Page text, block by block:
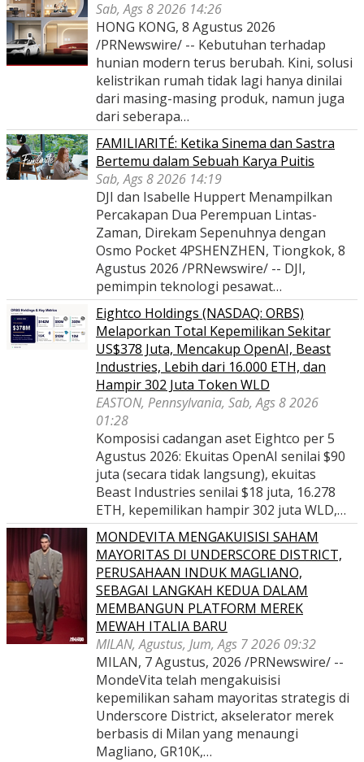
Sab, Ags 8 2026 14:26
HONG KONG, 8 Agustus 2026
/PRNewswire/ -- Kebutuhan terhadap
hunian modern terus berubah. Kini, solusi
kelistrikan rumah tidak lagi hanya dinilai
dari masing-masing produk, namun juga
dari seberapa…
FAMILIARITÉ: Ketika Sinema dan Sastra
Bertemu dalam Sebuah Karya Puitis
Sab, Ags 8 2026 14:19
DJI dan Isabelle Huppert Menampilkan
Percakapan Dua Perempuan Lintas-
Zaman, Direkam Sepenuhnya dengan
Osmo Pocket 4PSHENZHEN, Tiongkok, 8
Agustus 2026 /PRNewswire/ -- DJI,
pemimpin teknologi pesawat…
Eightco Holdings (NASDAQ: ORBS)
Melaporkan Total Kepemilikan Sekitar
US$378 Juta, Mencakup OpenAI, Beast
Industries, Lebih dari 16.000 ETH, dan
Hampir 302 Juta Token WLD
EASTON, Pennsylvania, Sab, Ags 8 2026
01:28
Komposisi cadangan aset Eightco per 5
Agustus 2026: Ekuitas OpenAI senilai $90
juta (secara tidak langsung), ekuitas
Beast Industries senilai $18 juta, 16.278
ETH, kepemilikan hampir 302 juta WLD,…
MONDEVITA MENGAKUISISI SAHAM
MAYORITAS DI UNDERSCORE DISTRICT,
PERUSAHAAN INDUK MAGLIANO,
SEBAGAI LANGKAH KEDUA DALAM
MEMBANGUN PLATFORM MEREK
MEWAH ITALIA BARU
MILAN, Agustus, Jum, Ags 7 2026 09:32
MILAN, 7 Agustus, 2026 /PRNewswire/ --
MondeVita telah mengakuisisi
kepemilikan saham mayoritas strategis di
Underscore District, akselerator merek
berbasis di Milan yang menaungi
Magliano, GR10K,…